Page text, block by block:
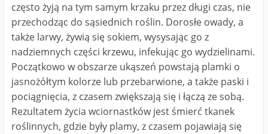
często żyją na tym samym krzaku przez długi czas, nie
przechodząc do sąsiednich roślin. Dorosłe owady, a
także larwy, żywią się sokiem, wysysając go z
nadziemnych części krzewu, infekując go wydzielinami.
Początkowo w obszarze ukąszeń powstają plamki o
jasnożółtym kolorze lub przebarwione, a także paski i
pociągnięcia, z czasem zwiększają się i łączą ze sobą.
Rezultatem życia wciornastków jest śmierć tkanek
roślinnych, gdzie były plamy, z czasem pojawiają się